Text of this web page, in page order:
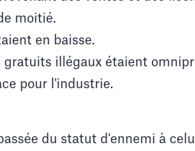
moitié.
en baisse.
gratuits illégaux étaient
pour l'industrie.
du statut d'ennemi à